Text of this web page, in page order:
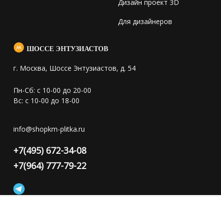
Дизайн проект 3D
Для дизайнеров
ШОССЕ ЭНТУЗИАСТОВ
г. Москва, Шоссе Энтузиастов, д. 54
Пн-Сб: с 10-00 до 20-00
Вс: с 10-00 до 18-00
info@shopkm-plitka.ru
+7(495) 672-34-08
+7(964) 777-79-22